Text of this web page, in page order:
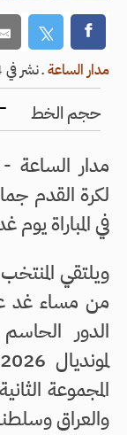
مدار الساعةـنشر في 2024/09/04 الساعة 11:47
حجم الخط
مدار الساعة
لكرة القدم
في المباراة
ويلتقي
من مساء غد
الدور
المجموعة
والعراق